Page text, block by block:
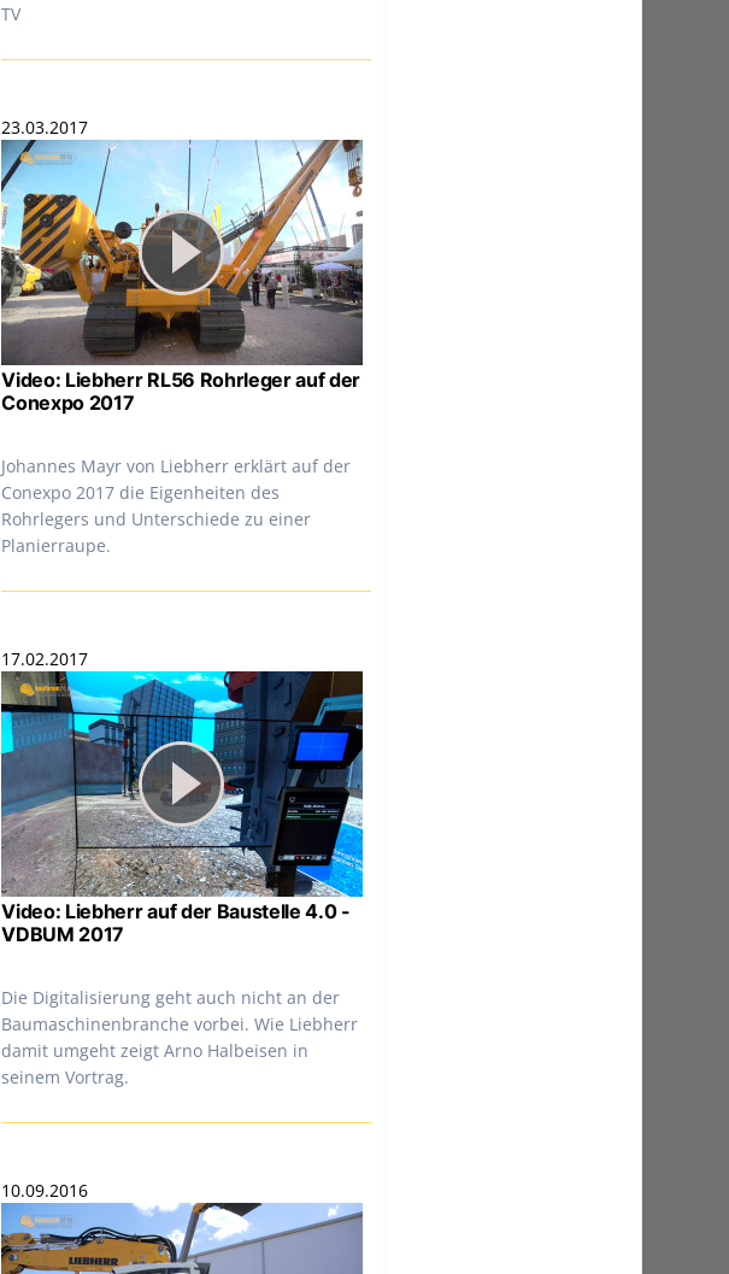
TV
23.03.2017
Video: Liebherr RL56 Rohrleger auf der
Conexpo 2017
Johannes Mayr von Liebherr erklärt auf der
Conexpo 2017 die Eigenheiten des
Rohrlegers und Unterschiede zu einer
Planierraupe.
17.02.2017
Video: Liebherr auf der Baustelle 4.0 -
VDBUM 2017
Die Digitalisierung geht auch nicht an der
Baumaschinenbranche vorbei. Wie Liebherr
damit umgeht zeigt Arno Halbeisen in
seinem Vortrag.
10.09.2016